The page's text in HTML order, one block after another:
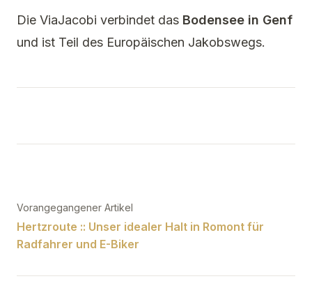
Die ViaJacobi verbindet das Bodensee in Genf
und ist Teil des Europäischen Jakobswegs.
Vorangegangener Artikel
Hertzroute :: Unser idealer Halt in Romont für
Radfahrer und E-Biker